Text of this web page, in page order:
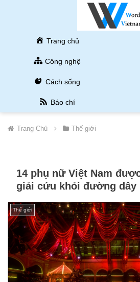
Trang chủ
Công nghệ
Cách sống
Báo chí
Trang Chủ Thế giới
14 phụ nữ Việt Nam
giải cứu khỏi đường dây
Thế giới